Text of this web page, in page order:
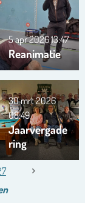
Reanimatie
5 apr 202613:47
Jaarvergade
ring
30 mrt 2026
08:49